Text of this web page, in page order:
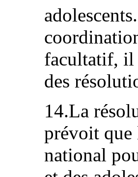
facultatif, il
des
14.La
prévoit que
national